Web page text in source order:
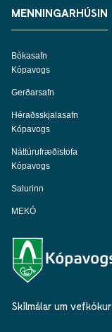
MENNINGARHÚSIN
Bókasafn
Kópavogs
Gerðarsafn
Héraðsskjalasafn
Kópavogs
Náttúrufræðistofa
Kópavogs
Salurinn
MEKÓ
Skilmálar um vefkökur